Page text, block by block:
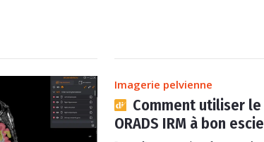
Imagerie pelvienne
Comment utiliser le
ORADS IRM à bon